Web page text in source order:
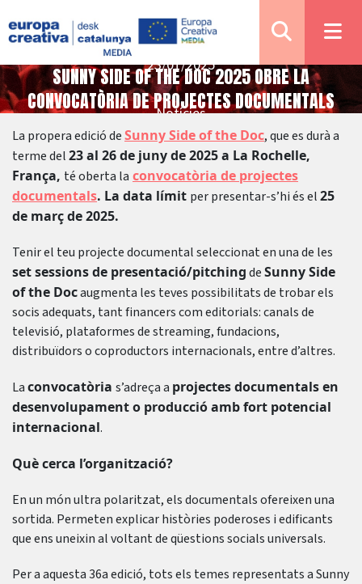
Notícies
SUNNY SIDE OF THE DOC 2025 OBRE LA
CONVOCATÒRIA DE PROJECTES DOCUMENTALS
23/01/2025
La propera edició deSunny Side of the Doc, que es durà a
terme del23 al 26 de juny de 2025 a La Rochelle,
França, té oberta la convocatòria de projectes
documentals. La data límit per presentar-s’hi és el25
de març de 2025.
Tenir el teu projecte documental seleccionat en una de les
set sessions de presentació/pitchingdeSunny Side
of the Docaugmenta les teves possibilitats de trobar els
socis adequats, tant financers com editorials: canals de
televisió, plataformes de streaming, fundacions,
distribuïdors o coproductors internacionals, entre d’altres.
Laconvocatòria s’adreça a projectes documentals en
desenvolupament o producció amb fort potencial
internacional.
Què cerca l’organització?
En un món ultra polaritzat, els documentals ofereixen una
sortida. Permeten explicar històries poderoses i edificants
que ens uneixin al voltant de qüestions socials universals.
Per a aquesta 36a edició, tots els temes representats a Sunny